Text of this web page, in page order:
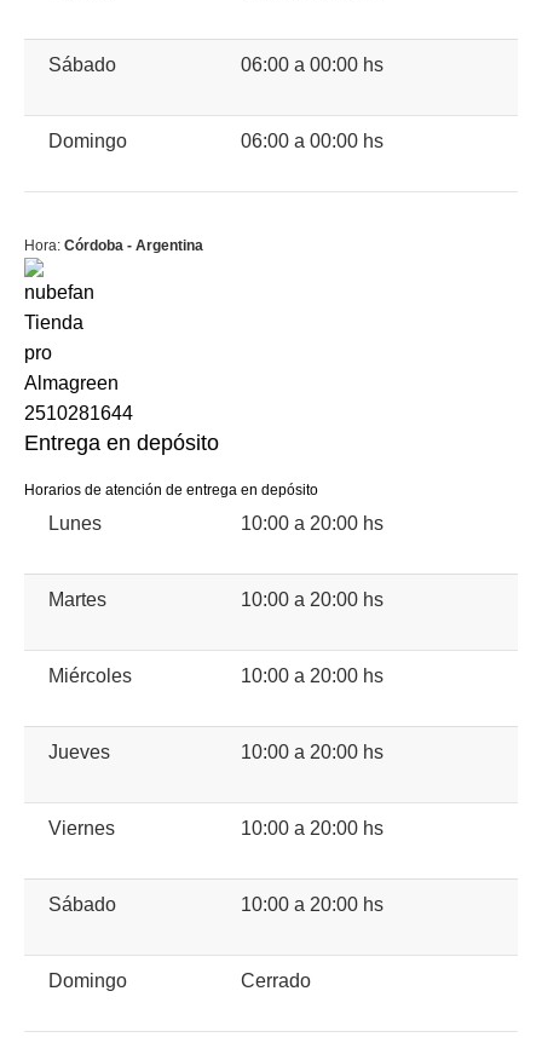
Sábado 06:00 a 00:00 hs
Domingo 06:00 a 00:00 hs
Hora: Córdoba - Argentina
Entrega en depósito
Horarios de atención de entrega en depósito
Lunes 10:00 a 20:00 hs
Martes 10:00 a 20:00 hs
Miércoles 10:00 a 20:00 hs
Jueves 10:00 a 20:00 hs
Viernes 10:00 a 20:00 hs
Sábado 10:00 a 20:00 hs
Domingo Cerrado